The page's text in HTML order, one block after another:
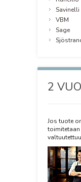
Savinelli
VBM
Sage
2
Jos tuote